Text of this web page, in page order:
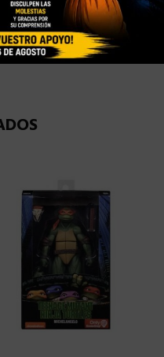
3,5 kg